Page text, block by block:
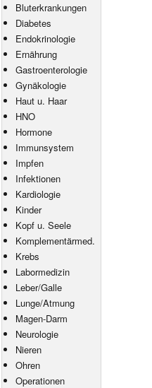
Bluterkrankungen
Diabetes
Endokrinologie
Ernährung
Gastroenterologie
Gynäkologie
Haut u. Haar
HNO
Hormone
Immunsystem
Impfen
Infektionen
Kardiologie
Kinder
Kopf u. Seele
Komplementärmed.
Krebs
Labormedizin
Leber/Galle
Lunge/Atmung
Magen-Darm
Neurologie
Nieren
Ohren
Operationen